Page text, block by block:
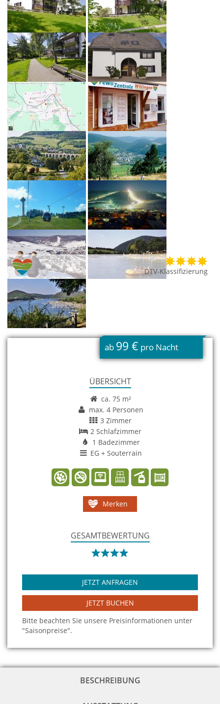
DTV-Klassifizierung
ab 99 € pro Nacht
ÜBERSICHT
ca. 75 m²
max. 4 Personen
3 Zimmer
2 Schlafzimmer
1 Badezimmer
EG + Souterrain
Merken
GESAMTBEWERTUNG
JETZT ANFRAGEN
JETZT BUCHEN
Bitte beachten Sie unsere Preisinformationen unter
"Saisonpreise".
BESCHREIBUNG